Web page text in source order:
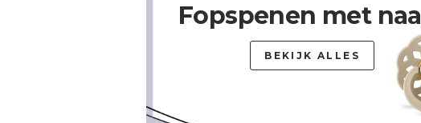
Fopspenen met
BEKIJK ALLES